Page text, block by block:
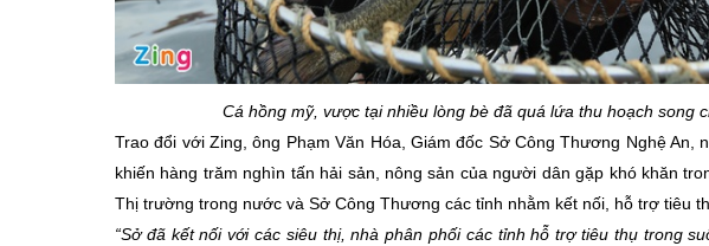
Cá hồng mỹ, vược tại nhiều lòng bè đã quá lứa thu hoạch song
Trao đổi với Zing, ông Phạm Văn Hóa, Giám đốc Sở Công Thương Nghệ An,
khiến hàng trăm nghìn tấn hải sản, nông sản của người dân gặp khó khăn
Thị trường trong nước và Sở Công Thương các tỉnh nhằm kết nối, hỗ trợ tiêu
“Sở đã kết nối với các siêu thị, nhà phân phối các tỉnh hỗ trợ tiêu thụ trong